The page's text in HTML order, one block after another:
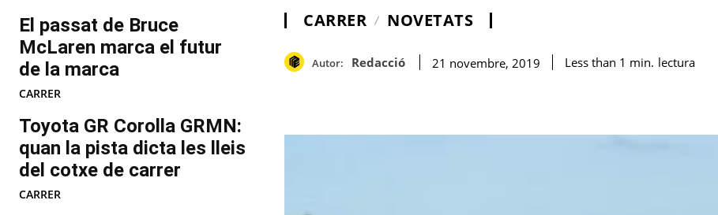
El passat de Bruce
McLaren marca el futur
de la marca
CARRER
Toyota GR Corolla GRMN:
quan la pista dicta les lleis
del cotxe de carrer
CARRER
CARRER NOVETATS
Autor: Redacció 21 novembre, 2019 Less than 1 min. lectura